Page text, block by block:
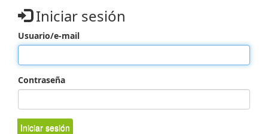
Iniciar sesión
Usuario/e-mail
Contraseña
Iniciar sesión